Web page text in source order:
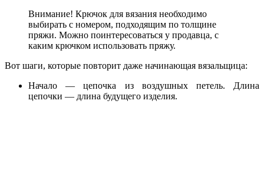
Внимание! Крючок для вязания необходимо
выбирать с номером, подходящим по толщине
пряжи. Можно поинтересоваться у продавца, с
каким крючком использовать пряжу.
Вот шаги, которые повторит даже начинающая вязальщица:
Начало — цепочка из воздушных петель. Длина
цепочки — длина будущего изделия.